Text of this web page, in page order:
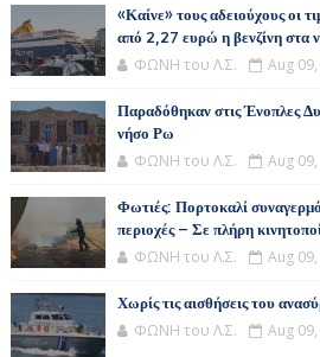
«Καίνε» τους αδειούχους οι
από 2,27 ευρώ η βενζίνη στα
ΦΩΝΗ του Λ.Σ. Aug
Παραδόθηκαν στις Ένοπλες
νήσο Ρω
ΦΩΝΗ του Λ.Σ. Aug
Φωτιές: Πορτοκαλί
περιοχές – Σε πλήρη
ΦΩΝΗ του Λ.Σ. Aug
Χωρίς τις αισθήσεις του
ΦΩΝΗ του Λ.Σ. Aug